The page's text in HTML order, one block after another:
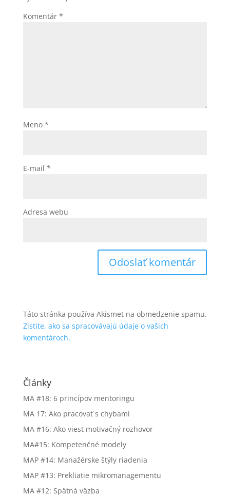
Komentár *
Meno *
E-mail *
Adresa webu
Táto stránka používa Akismet na obmedzenie spamu.
Zistite, ako sa spracovávajú údaje o vašich
komentároch.
Články
MA #18: 6 princípov mentoringu
MA 17: Ako pracovať s chybami
MA #16: Ako viesť motivačný rozhovor
MA#15: Kompetenčné modely
MAP #14: Manažérske štýly riadenia
MAP #13: Prekliatie mikromanagementu
MA #12: Spätná väzba